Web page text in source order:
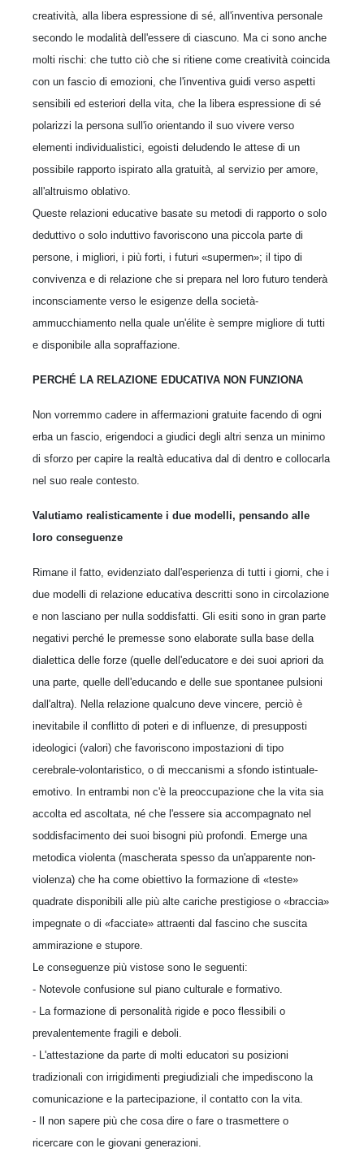
creatività, alla libera espressione di sé, all'inventiva personale
secondo le modalità dell'essere di ciascuno. Ma ci sono anche
molti rischi: che tutto ciò che si ritiene come creatività coincida
con un fascio di emozioni, che l'inventiva guidi verso aspetti
sensibili ed esteriori della vita, che la libera espressione di sé
polarizzi la persona sull'io orientando il suo vivere verso
elementi individualistici, egoisti deludendo le attese di un
possibile rapporto ispirato alla gratuità, al servizio per amore,
all'altruismo oblativo.
Queste relazioni educative basate su metodi di rapporto o solo
deduttivo o solo induttivo favoriscono una piccola parte di
persone, i migliori, i più forti, i futuri «supermen»; il tipo di
convivenza e di relazione che si prepara nel loro futuro tenderà
inconsciamente verso le esigenze della società-
ammucchiamento nella quale un'élite è sempre migliore di tutti
e disponibile alla sopraffazione.
PERCHÉ LA RELAZIONE EDUCATIVA NON FUNZIONA
Non vorremmo cadere in affermazioni gratuite facendo di ogni
erba un fascio, erigendoci a giudici degli altri senza un minimo
di sforzo per capire la realtà educativa dal di dentro e collocarla
nel suo reale contesto.
Valutiamo realisticamente i due modelli, pensando alle
loro conseguenze
Rimane il fatto, evidenziato dall'esperienza di tutti i giorni, che i
due modelli di relazione educativa descritti sono in circolazione
e non lasciano per nulla soddisfatti. Gli esiti sono in gran parte
negativi perché le premesse sono elaborate sulla base della
dialettica delle forze (quelle dell'educatore e dei suoi apriori da
una parte, quelle dell'educando e delle sue spontanee pulsioni
dall'altra). Nella relazione qualcuno deve vincere, perciò è
inevitabile il conflitto di poteri e di influenze, di presupposti
ideologici (valori) che favoriscono impostazioni di tipo
cerebrale-volontaristico, o di meccanismi a sfondo istintuale-
emotivo. In entrambi non c'è la preoccupazione che la vita sia
accolta ed ascoltata, né che l'essere sia accompagnato nel
soddisfacimento dei suoi bisogni più profondi. Emerge una
metodica violenta (mascherata spesso da un'apparente non-
violenza) che ha come obiettivo la formazione di «teste»
quadrate disponibili alle più alte cariche prestigiose o «braccia»
impegnate o di «facciate» attraenti dal fascino che suscita
ammirazione e stupore.
Le conseguenze più vistose sono le seguenti:
- Notevole confusione sul piano culturale e formativo.
- La formazione di personalità rigide e poco flessibili o
prevalentemente fragili e deboli.
- L'attestazione da parte di molti educatori su posizioni
tradizionali con irrigidimenti pregiudiziali che impediscono la
comunicazione e la partecipazione, il contatto con la vita.
- Il non sapere più che cosa dire o fare o trasmettere o
ricercare con le giovani generazioni.